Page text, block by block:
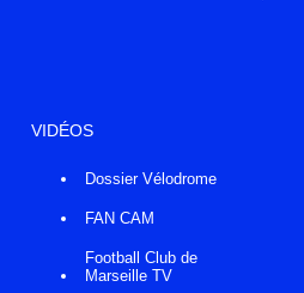
VIDÉOS
Dossier Vélodrome
FAN CAM
Football Club de
Marseille TV